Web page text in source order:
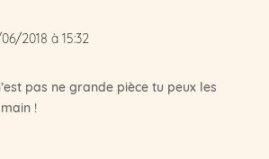
2018 à 15:32
pas ne grande pièce tu peux les
!